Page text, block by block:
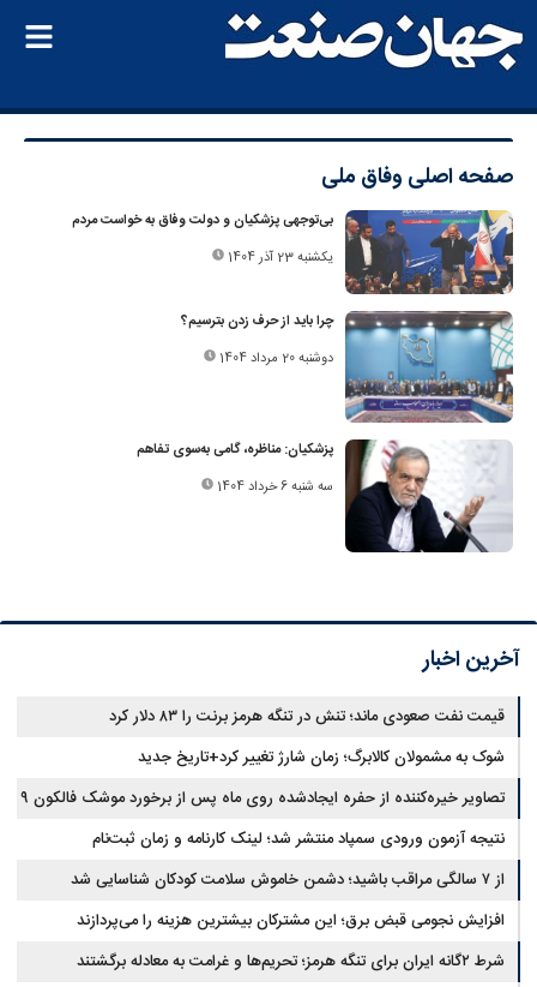
صفحه اصلی وفاق ملی
بی‌توجهی پزشکیان و دولت وفاق به خواست مردم
یکشنبه 23 آذر 1404
چرا باید از حرف زدن بترسیم؟
دوشنبه 20 مرداد 1404
پزشکیان: مناظره، گامی به‌سوی تفاهم
سه شنبه 6 خرداد 1404
آخرین اخبار
قیمت نفت صعودی ماند؛ تنش در تنگه هرمز برنت را ۸۳ دلار کرد
شوک به مشمولان کالابرگ؛ زمان شارژ تغییر کرد+تاریخ جدید
تصاویر خیره‌کننده از حفره ایجادشده روی ماه پس از برخورد موشک فالکون ۹
نتیجه آزمون ورودی سمپاد منتشر شد؛ لینک کارنامه و زمان ثبت‌نام
از ۷ سالگی مراقب باشید؛ دشمن خاموش سلامت کودکان شناسایی شد
افزایش نجومی قبض برق؛ این مشترکان بیشترین هزینه را می‌پردازند
شرط ۲گانه ایران برای تنگه هرمز؛ تحریم‌ها و غرامت به معادله برگشتند